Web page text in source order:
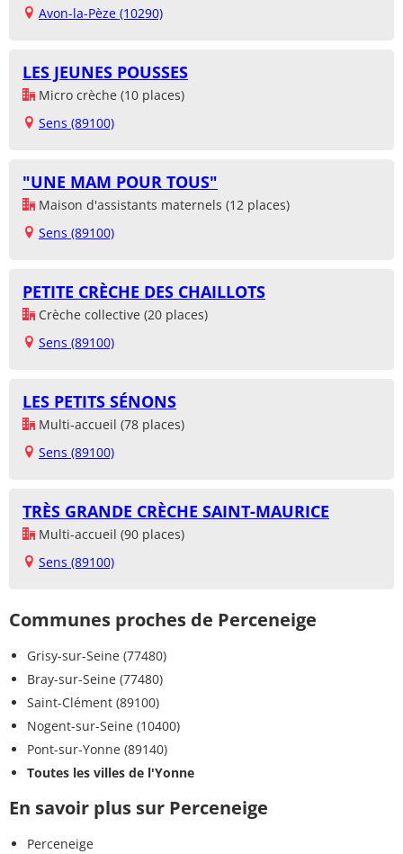
Avon-la-Pèze (10290)
LES JEUNES POUSSES
Micro crèche (10 places)
Sens (89100)
"UNE MAM POUR TOUS"
Maison d'assistants maternels (12 places)
Sens (89100)
PETITE CRÈCHE DES CHAILLOTS
Crèche collective (20 places)
Sens (89100)
LES PETITS SÉNONS
Multi-accueil (78 places)
Sens (89100)
TRÈS GRANDE CRÈCHE SAINT-MAURICE
Multi-accueil (90 places)
Sens (89100)
Communes proches de Perceneige
Grisy-sur-Seine (77480)
Bray-sur-Seine (77480)
Saint-Clément (89100)
Nogent-sur-Seine (10400)
Pont-sur-Yonne (89140)
Toutes les villes de l'Yonne
En savoir plus sur Perceneige
Perceneige